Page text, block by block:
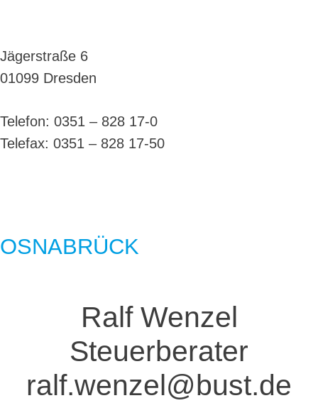
Jägerstraße 6
01099 Dresden
Telefon: 0351 – 828 17-0
Telefax: 0351 – 828 17-50
OSNABRÜCK
Ralf Wenzel
Steuerberater
ralf.wenzel@bust.de